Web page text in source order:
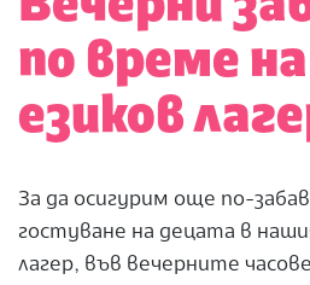
по време
езиков
За да осигурим още по-
гостуване на децата в
лагер, във вечерните